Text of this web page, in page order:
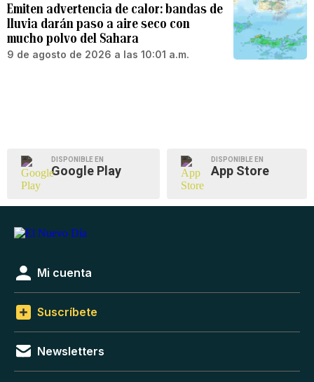
Emiten advertencia de calor: bandas de
lluvia darán paso a aire seco con
mucho polvo del Sahara
9 de agosto de 2026 a las 10:01 a.m.
DISPONIBLE EN
Google Play
DISPONIBLE EN
App Store
Mi cuenta
Suscríbete
Newsletters